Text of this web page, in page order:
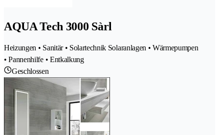
AQUA Tech 3000 Sàrl
Heizungen • Sanitär • Solartechnik Solaranlagen • Wärmepumpen
• Pannenhilfe • Entkalkung
Geschlossen